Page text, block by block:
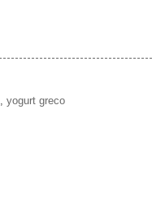
, yogurt greco